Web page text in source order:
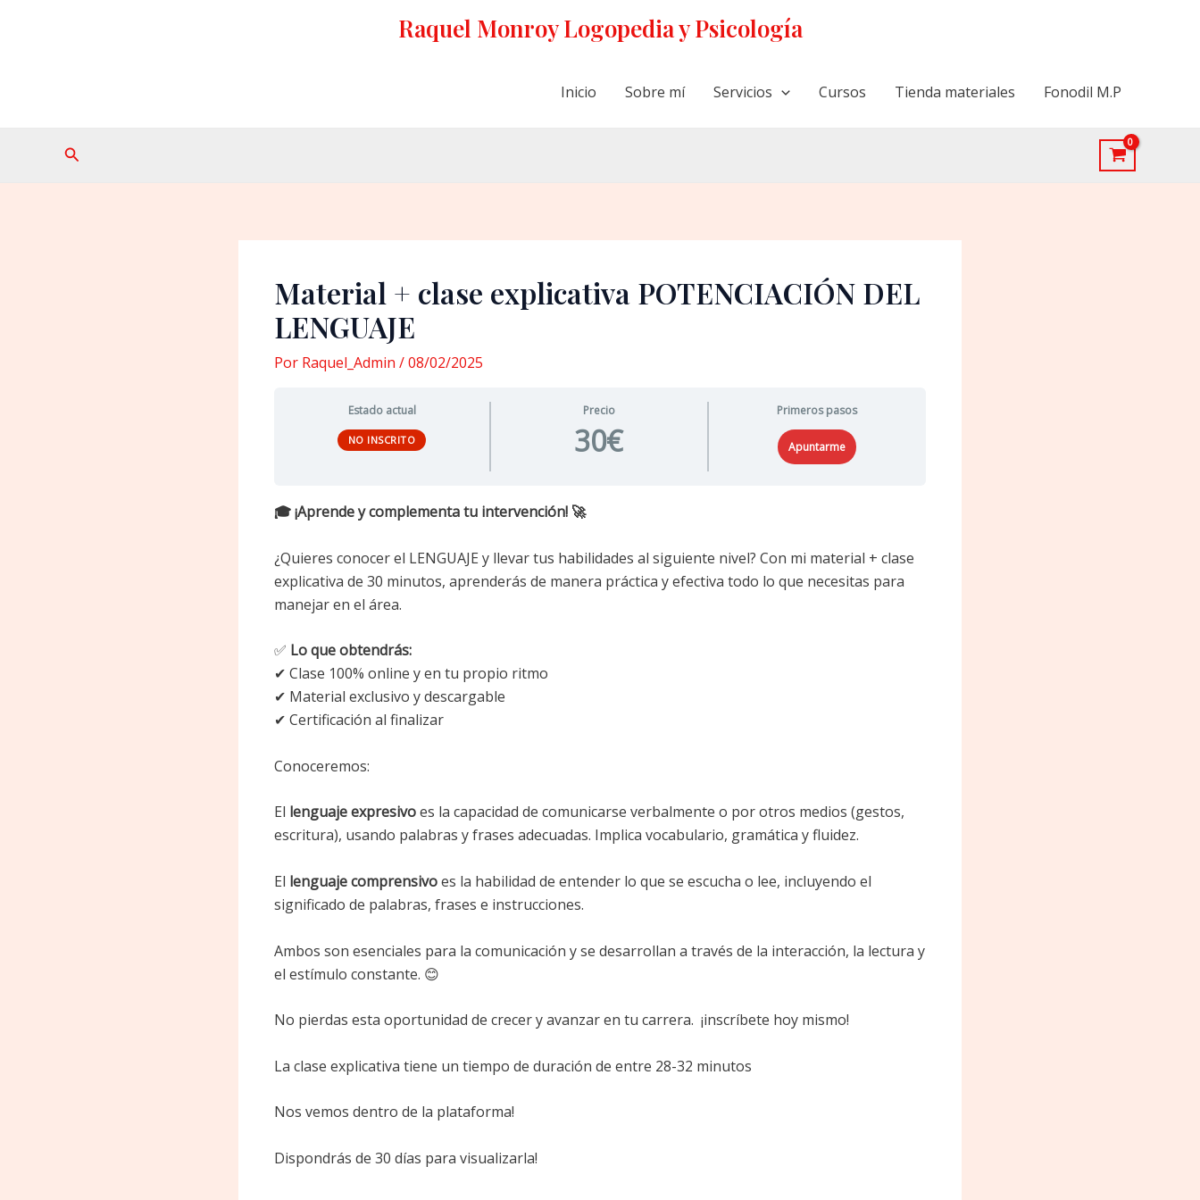
Raquel Monroy Logopedia y Psicología
Inicio Sobre mí Servicios Cursos Tienda materiales Fonodil M.P
Buscar
Material + clase explicativa POTENCIACIÓN DEL
LENGUAJE
Por Raquel_Admin /08/02/2025
Estado actual
NO INSCRITO
Precio
30€
Primeros pasos
Apuntarme
🎓 ¡Aprende y complementa tu intervención! 🚀
¿Quieres conocer el LENGUAJE y llevar tus habilidades al siguiente nivel? Con mi material + clase
explicativa de 30 minutos, aprenderás de manera práctica y efectiva todo lo que necesitas para
manejar en el área.
✅ Lo que obtendrás:
✔ Clase 100% online y en tu propio ritmo
✔ Material exclusivo y descargable
✔ Certificación al finalizar
Conoceremos:
El lenguaje expresivoes la capacidad de comunicarse verbalmente o por otros medios (gestos,
escritura), usando palabras y frases adecuadas. Implica vocabulario, gramática y fluidez.
El lenguaje comprensivoes la habilidad de entender lo que se escucha o lee, incluyendo el
significado de palabras, frases e instrucciones.
Ambos son esenciales para la comunicación y se desarrollan a través de la interacción, la lectura y
el estímulo constante. 😊
No pierdas esta oportunidad de crecer y avanzar en tu carrera. ¡inscríbete hoy mismo!
La clase explicativa tiene un tiempo de duración de entre 28-32 minutos
Nos vemos dentro de la plataforma!
Dispondrás de 30 días para visualizarla!